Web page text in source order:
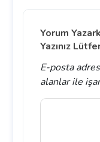
Yorum
Yazınız
E-posta
alanlarile